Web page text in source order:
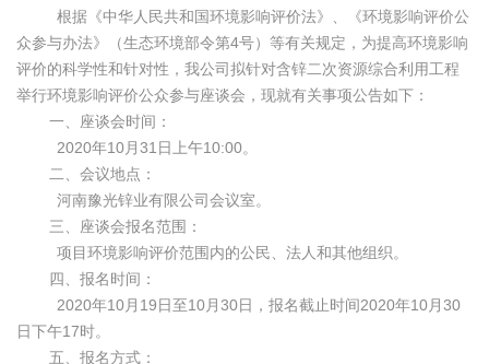
根据《中华人民共和国环境影响评价法》、《环境影响评价公
众参与办法》（生态环境部令第4号）等有关规定，为提高环境影响
评价的科学性和针对性，我公司拟针对含锌二次资源综合利用工程
举行环境影响评价公众参与座谈会，现就有关事项公告如下：
一、座谈会时间：
2020年10月31日上午10:00。
二、会议地点：
河南豫光锌业有限公司会议室。
三、座谈会报名范围：
项目环境影响评价范围内的公民、法人和其他组织。
四、报名时间：
2020年10月19日至10月30日，报名截止时间2020年10月30
日下午17时。
五、报名方式：